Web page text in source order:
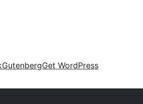
GutenbergGet WordPress